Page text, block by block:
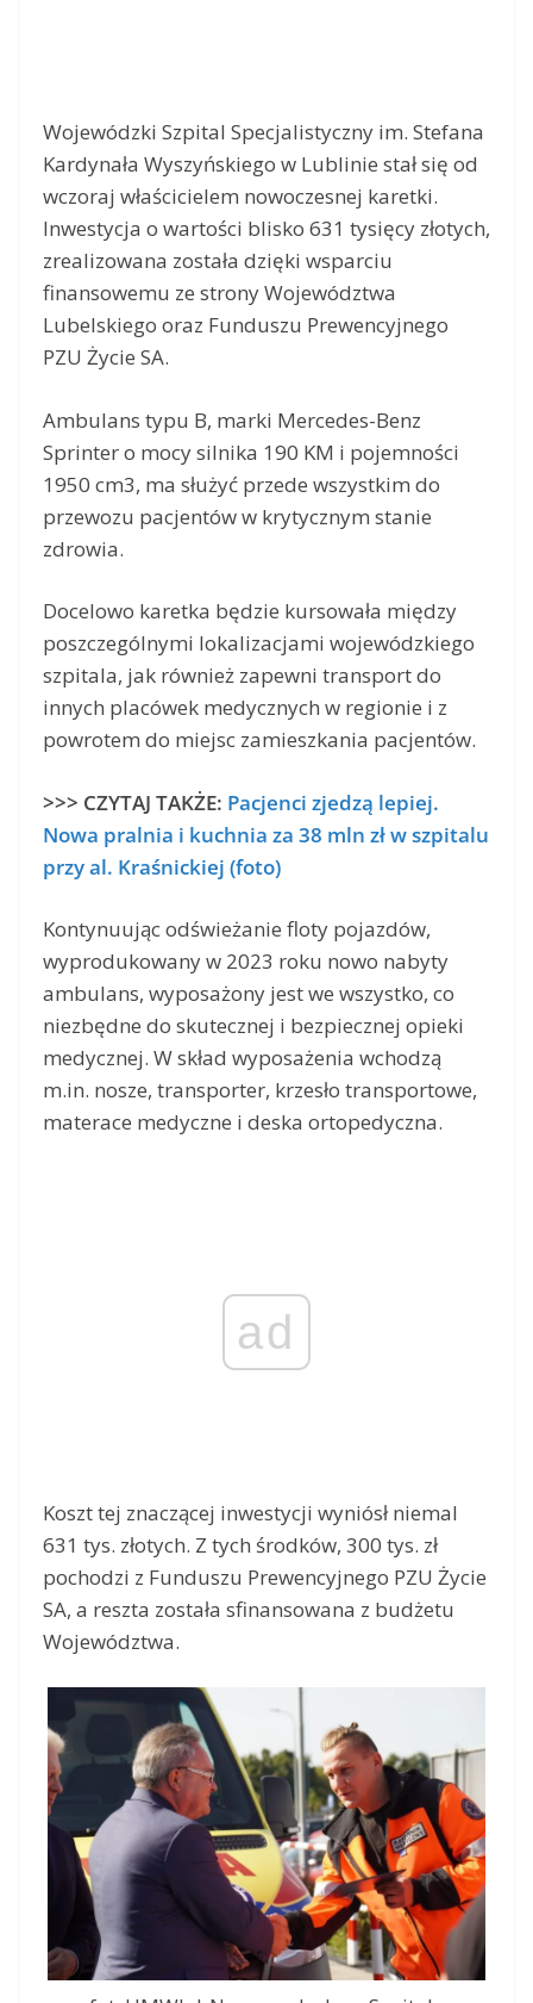
Wojewódzki Szpital Specjalistyczny im. Stefana
Kardynała Wyszyńskiego w Lublinie stał się od
wczoraj właścicielem nowoczesnej karetki.
Inwestycja o wartości blisko 631 tysięcy złotych,
zrealizowana została dzięki wsparciu
finansowemu ze strony Województwa
Lubelskiego oraz Funduszu Prewencyjnego
PZU Życie SA.
Ambulans typu B, marki Mercedes-Benz
Sprinter o mocy silnika 190 KM i pojemności
1950 cm3, ma służyć przede wszystkim do
przewozu pacjentów w krytycznym stanie
zdrowia.
Docelowo karetka będzie kursowała między
poszczególnymi lokalizacjami wojewódzkiego
szpitala, jak również zapewni transport do
innych placówek medycznych w regionie i z
powrotem do miejsc zamieszkania pacjentów.
>>> CZYTAJ TAKŻE: Pacjenci zjedzą lepiej.
Nowa pralnia i kuchnia za 38 mln zł w szpitalu
przy al. Kraśnickiej (foto)
Kontynuując odświeżanie floty pojazdów,
wyprodukowany w 2023 roku nowo nabyty
ambulans, wyposażony jest we wszystko, co
niezbędne do skutecznej i bezpiecznej opieki
medycznej. W skład wyposażenia wchodzą
m.in. nosze, transporter, krzesło transportowe,
materace medyczne i deska ortopedyczna.
ad
Koszt tej znaczącej inwestycji wyniósł niemal
631 tys. złotych. Z tych środków, 300 tys. zł
pochodzi z Funduszu Prewencyjnego PZU Życie
SA, a reszta została sfinansowana z budżetu
Województwa.